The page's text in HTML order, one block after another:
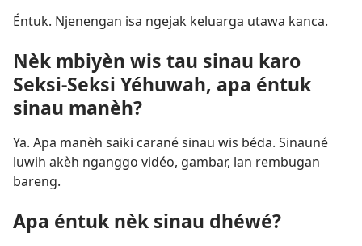
Éntuk. Njenengan isa ngejak keluarga utawa kanca.
Nèk mbiyèn wis tau sinau karo
Seksi-Seksi Yéhuwah, apa éntuk
sinau manèh?
Ya. Apa manèh saiki carané sinau wis béda. Sinauné
luwih akèh nganggo vidéo, gambar, lan rembugan
bareng.
Apa éntuk nèk sinau dhéwé?